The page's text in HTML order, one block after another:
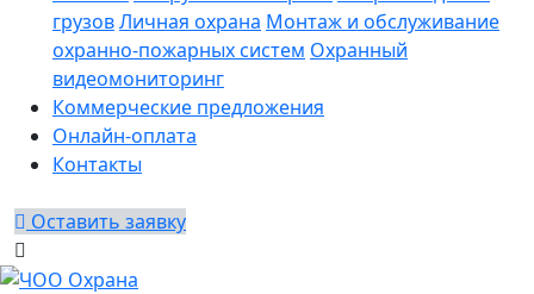
грузовЛичная охрана Монтаж и обслуживание
охранно-пожарных систем Охранный
видеомониторинг
Коммерческие предложения
Онлайн-оплата
Контакты
Оставить заявку